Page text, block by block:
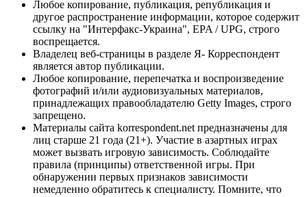
Любое копирование, публикация, републикация и
другое распространение информации, которое содержит
ссылку на "Интерфакс-Украина", EPA / UPG, строго
воспрещается.
Владелец веб-страницы в разделе Я- Корреспондент
является автор публикации.
Любое копирование, перепечатка и воспроизведение
фотографий и/или аудиовизуальных материалов,
принадлежащих правообладателю Getty Images, строго
запрещено.
Материалы сайта korrespondent.net предназначены для
лиц старше 21 года (21+). Участие в азартных играх
может вызвать игровую зависимость. Соблюдайте
правила (принципы) ответственной игры. При
обнаружении первых признаков зависимости
немедленно обратитесь к специалисту. Помните, что